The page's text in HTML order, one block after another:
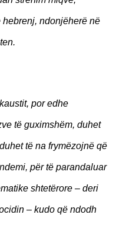
ndonjëherë në
por edhe
të guximshëm, duhet
të na frymëzojnë që
për të parandaluar
shtetërore – deri
– kudo që ndodh